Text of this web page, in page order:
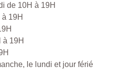
de 10H à 19H
19H
à 19H
le lundi et jour férié